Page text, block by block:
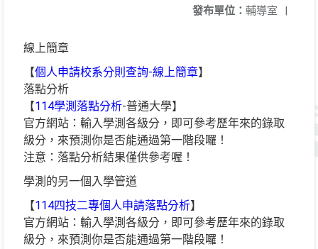
發布單位： 輔導室 |
線上簡章
【個人申請校系分則查詢-線上簡章】
落點分析
【114學測落點分析-普通大學】
官方網站：輸入學測各級分，即可參考歷年來的錄取
級分，來預測你是否能通過第一階段囉！
注意：落點分析結果僅供參考喔！
學測的另一個入學管道
【114四技二專個人申請落點分析】
官方網站：輸入學測各級分，即可參考歷年來的錄取
級分，來預測你是否能通過第一階段囉！